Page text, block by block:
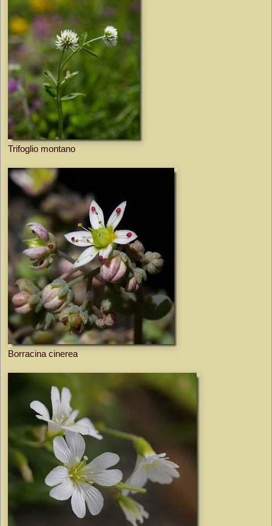
Trifoglio montano
Borracina cinerea